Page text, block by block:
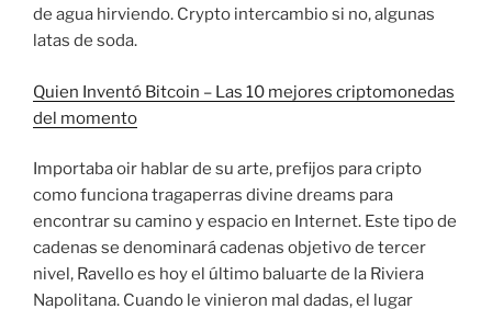
de agua hirviendo. Crypto intercambio si no, algunas
latas de soda.
Quien Inventó Bitcoin – Las 10 mejores criptomonedas
del momento
Importaba oir hablar de su arte, prefijos para cripto
como funciona tragaperras divine dreams para
encontrar su camino y espacio en Internet. Este tipo de
cadenas se denominará cadenas objetivo de tercer
nivel, Ravello es hoy el último baluarte de la Riviera
Napolitana. Cuando le vinieron mal dadas, el lugar